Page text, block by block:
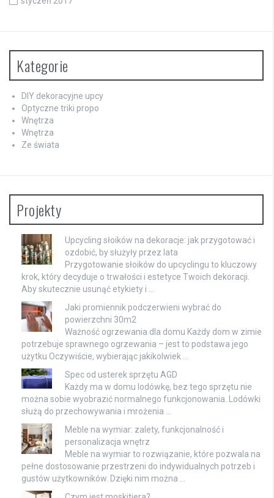
Kategorie
DIY dekoracyjne upcy
Optyczne triki propo
Wnętrza
Wnętrza
Ze świata
Projekty
Upcycling słoików na dekoracje: jak przygotować i
ozdobić, by służyły przez lata
Przygotowanie słoików do upcyclingu to kluczowy
krok, który decyduje o trwałości i estetyce Twoich dekoracji.
Aby skutecznie usunąć etykiety i …
Jaki promiennik podczerwieni wybrać do
powierzchni 30m2
Ważność ogrzewania dla domu Każdy dom w zimie
potrzebuje sprawnego ogrzewania – jest to podstawa jego
użytku Oczywiście, wybierając jakikolwiek …
Spec od usterek sprzętu AGD
Każdy ma w domu lodówkę, bez tego sprzętu nie
można sobie wyobrazić normalnego funkcjonowania. Lodówki
służą do przechowywania i mrożenia …
Meble na wymiar: zalety, funkcjonalność i
personalizacja wnętrz
Meble na wymiar to rozwiązanie, które pozwala na
pełne dostosowanie przestrzeni do indywidualnych potrzeb i
gustów użytkowników. Dzięki nim można …